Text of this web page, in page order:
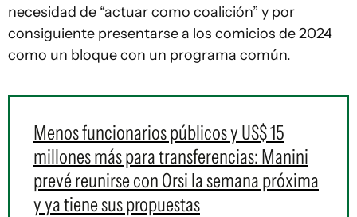
necesidad de “actuar como coalición” y por
consiguiente presentarse a los comicios de 2024
como un bloque con un programa común.
Menos funcionarios públicos y US$ 15
millones más para transferencias: Manini
prevé reunirse con Orsi la semana próxima
y ya tiene sus propuestas